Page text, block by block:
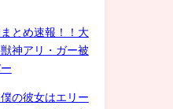
とめ速報！！大
神アリ・ガー被
の彼女はエリー